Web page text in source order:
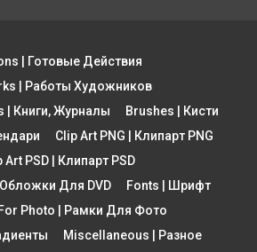
| Готовые Действия
| Работы Художников
| Книги, Журналы
Brushes | Кисти
Clip Art PNG | Клипарт PNG
Art PSD | Клипарт PSD
Обложки Для DVD
Fonts | Шрифт
Photo | Рамки Для Фото
Miscellaneous | Разное